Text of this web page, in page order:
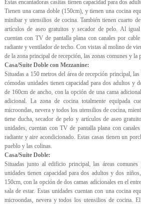
Estas encantadoras casitas tienen capacidad para dos
Tienen una cama doble (150cm), y tienen una cocina
minibar y utensilios de cocina. También tienen cuarto
artículos de aseo gratuitos y secador de pelo. Al igual
cuentan con TV de pantalla plana con canales por
radiante y ventilador de techo. Con vistas al molino de
de la zona principal de recepción, las zonas comunes y la
Casa/Suite Doble con Mezzanine:
Situadas a 150 metros del área de recepción principal,
cómodas unidades tienen capacidad para dos adultos y
de 160cm de ancho, con la opción de una cama
adicional. La zona de cocina totalmente equipada
microondas, nevera y todos los utensilios de cocina,
tiene ducha, secador de pelo y artículos de aseo
unidades, cuentan con TV de pantalla plana con
radiante y aire acondicionado. Estas casas tienen un
pueblo y las colinas.
Casa/Suite Doble:
Situadas junto al edificio principal, las áreas comunes
unidades tienen capacidad para dos adultos y dos
150cm, con la opción de dos camas adicionales en el
sala de estar. Estas unidades cuentan con una cocina
microondas, nevera y todos los utensilios de cocina.